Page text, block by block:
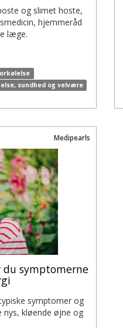
og slimet hoste,
hjemmeråd
læge.
sundhed og velvære
Medipearls
symptomerne
symptomer og
nys, kløende øjne og